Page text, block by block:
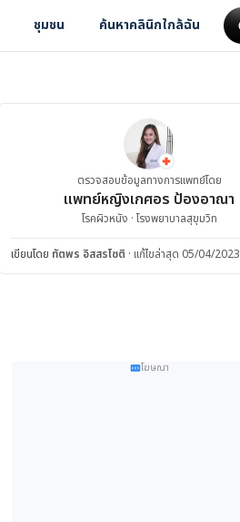
ชุมชน ค้นหาคลินิกใกล้ฉัน
ตรวจสอบข้อมูลทางการแพทย์โดย
แพทย์หญิงเกศอร ป้องอาณา
โรคผิวหนัง · โรงพยาบาลสุขุมวิท
เขียนโดย ทัตพร อิสสรโชติ · แก้ไขล่าสุด 05/04/2023
โฆษณา